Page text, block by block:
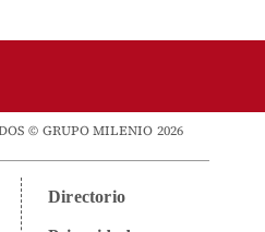
© GRUPO MILENIO 2026
Directorio